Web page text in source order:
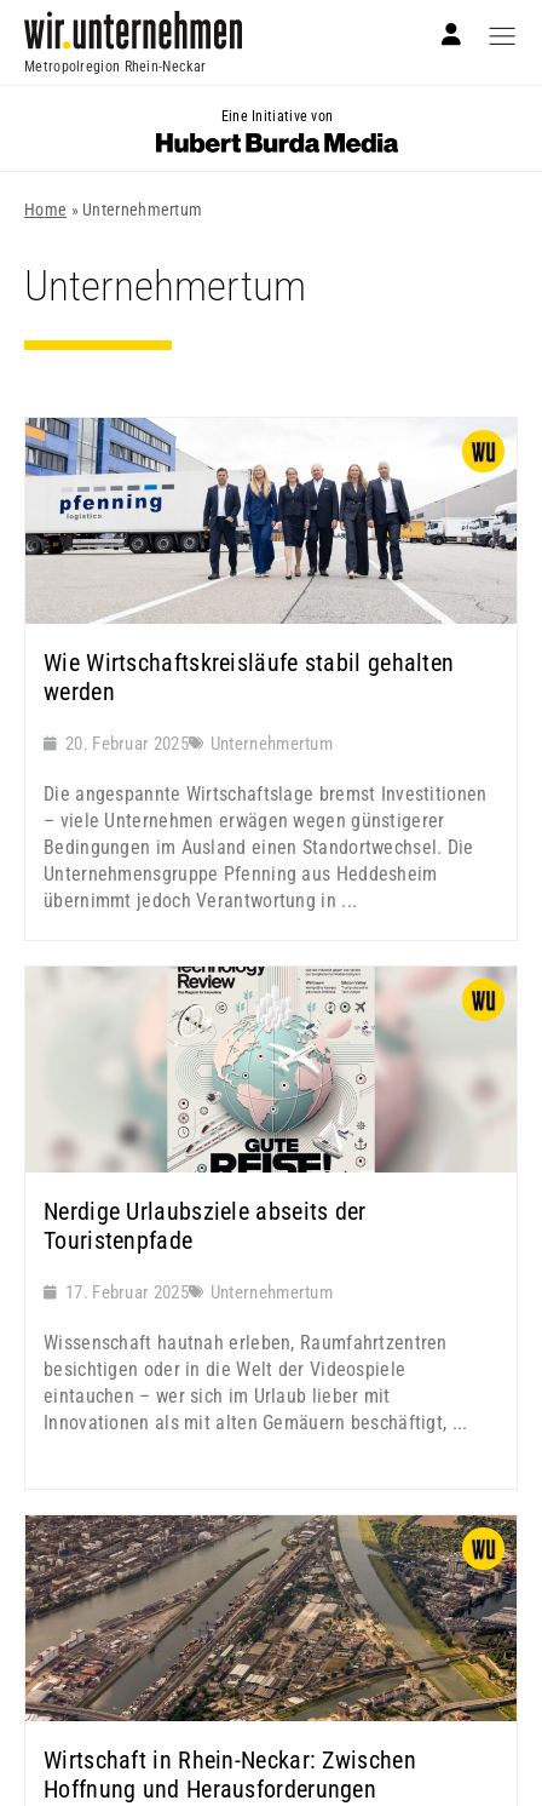
Metropolregion Rhein-Neckar
Eine Initiative von
Home » Unternehmertum
Unternehmertum
Wie Wirtschaftskreisläufe stabil gehalten
werden
20. Februar 2025 Unternehmertum
Die angespannte Wirtschaftslage bremst Investitionen
– viele Unternehmen erwägen wegen günstigerer
Bedingungen im Ausland einen Standortwechsel. Die
Unternehmensgruppe Pfenning aus Heddesheim
übernimmt jedoch Verantwortung in ...
Nerdige Urlaubsziele abseits der
Touristenpfade
17. Februar 2025 Unternehmertum
Wissenschaft hautnah erleben, Raumfahrtzentren
besichtigen oder in die Welt der Videospiele
eintauchen – wer sich im Urlaub lieber mit
Innovationen als mit alten Gemäuern beschäftigt, ...
Wirtschaft in Rhein-Neckar: Zwischen
Hoffnung und Herausforderungen